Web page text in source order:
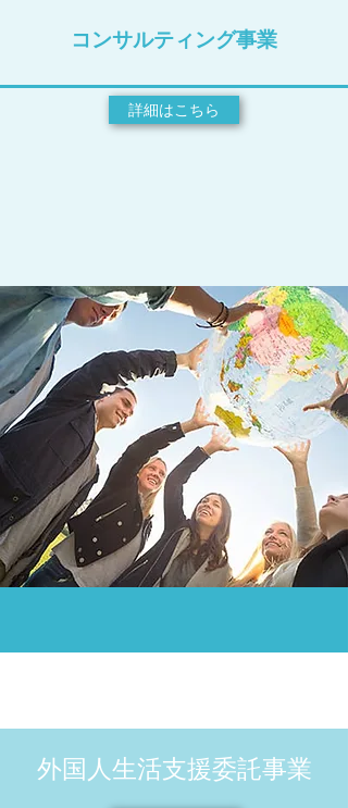
コンサルティング事業
詳細はこちら
外国人生活支援委託事業